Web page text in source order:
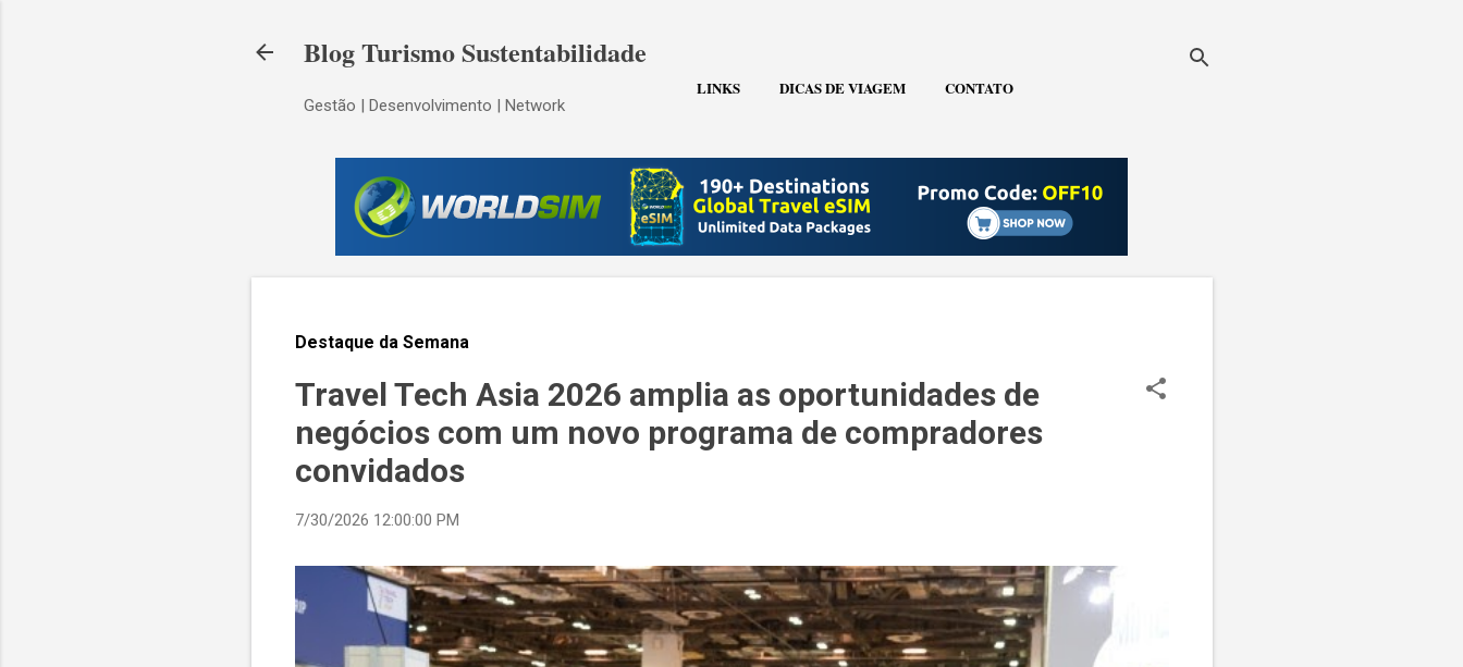
Blog Turismo Sustentabilidade
Gestão | Desenvolvimento | Network
LINKS DICAS DE VIAGEM CONTATO
Destaque da Semana
Travel Tech Asia 2026 amplia as oportunidades de
negócios com um novo programa de compradores
convidados
7/30/2026 12:00:00 PM